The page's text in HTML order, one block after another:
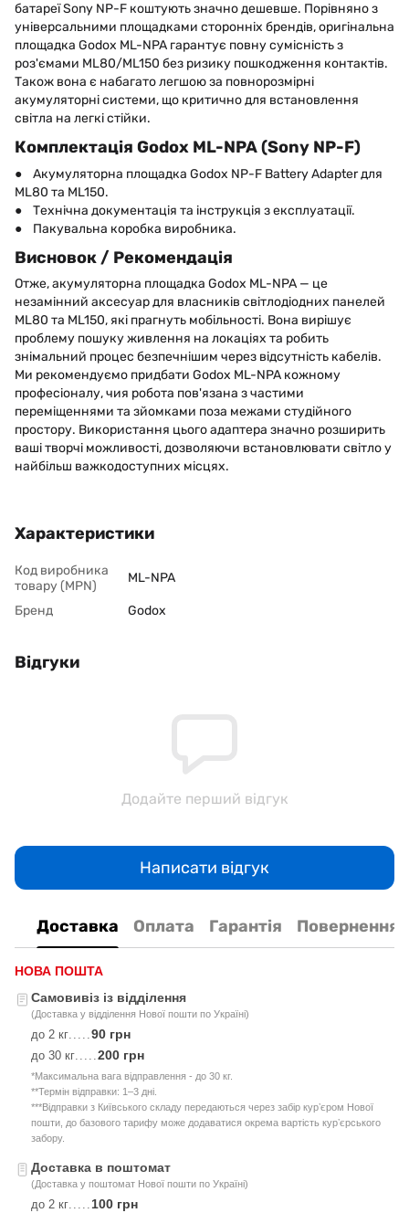
батареї Sony NP-F коштують значно дешевше. Порівняно з
універсальними площадками сторонніх брендів, оригінальна
площадка Godox ML-NPA гарантує повну сумісність з
роз'ємами ML80/ML150 без ризику пошкодження контактів.
Також вона є набагато легшою за повнорозмірні
акумуляторні системи, що критично для встановлення
світла на легкі стійки.
Комплектація Godox ML-NPA (Sony NP-F)
● Акумуляторна площадка Godox NP-F Battery Adapter для
ML80 та ML150.
● Технічна документація та інструкція з експлуатації.
● Пакувальна коробка виробника.
Висновок / Рекомендація
Отже, акумуляторна площадка Godox ML-NPA — це
незамінний аксесуар для власників світлодіодних панелей
ML80 та ML150, які прагнуть мобільності. Вона вирішує
проблему пошуку живлення на локаціях та робить
знімальний процес безпечнішим через відсутність кабелів.
Ми рекомендуємо придбати Godox ML-NPA кожному
професіоналу, чия робота пов'язана з частими
переміщеннями та зйомками поза межами студійного
простору. Використання цього адаптера значно розширить
ваші творчі можливості, дозволяючи встановлювати світло у
найбільш важкодоступних місцях.
Характеристики
Код виробника
товару (MPN)
ML-NPA
Бренд Godox
Відгуки
Додайте перший відгук
Написати відгук
Доставка Оплата Гарантія Повернення
НОВА ПОШТА
Самовивіз із відділення
(Доставка у відділення Нової пошти по Україні)
до 2 кг.....90 грн
до 30 кг.....200 грн
*Максимальна вага відправлення - до 30 кг.
**Термін відправки: 1–3 дні.
***Відправки з Київського складу передаються через забір курʼєром Нової
пошти, до базового тарифу може додаватися окрема вартість курʼєрського
забору.
Доставка в поштомат
(Доставка у поштомат Нової пошти по Україні)
до 2 кг.....100 грн